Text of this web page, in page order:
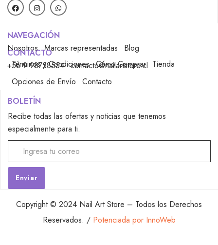
NAVEGACIÓN
Nosotros Marcas representadas
Blog
Términos y Condiciones Cómo Comprar Tienda
CONTACTO
+56 9 98758554 contacto@nailartstore.cl
Opciones de Envío
Contacto
BOLETÍN
Recibe todas las ofertas y noticias que tenemos
especialmente para ti.
Copyright © 2024 Nail Art Store – Todos los Derechos
Reservados. / Potenciada por InnoWeb